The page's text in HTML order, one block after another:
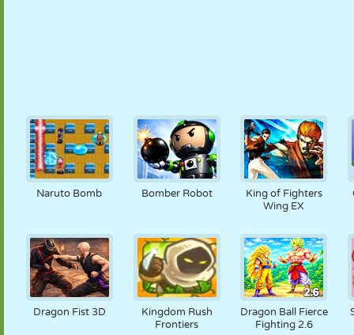
Naruto Bomb Bomber Robot
King of Fighters
Wing EX
Dragon Fist 3D
Kingdom Rush
Frontiers
Dragon Ball Fierce
Fighting 2.6